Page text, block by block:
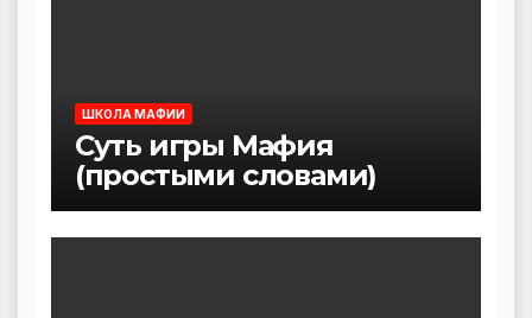
ШКОЛА МАФИИ
Суть игры Мафия
(простыми словами)